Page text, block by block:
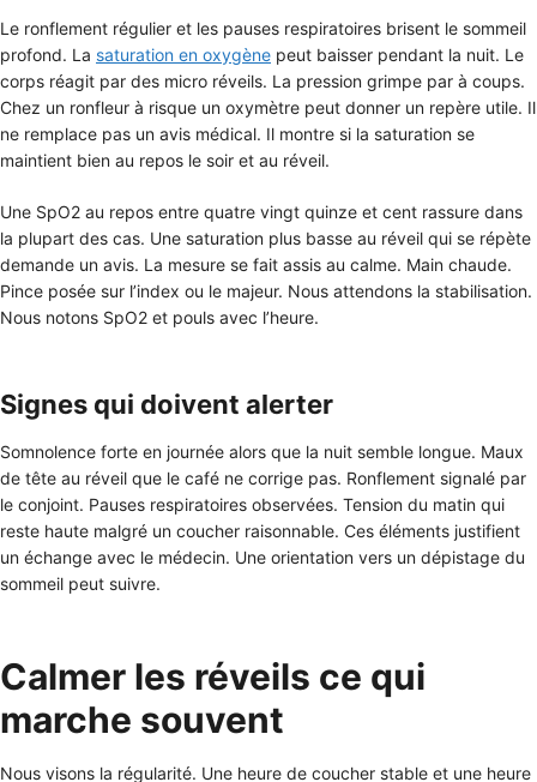
Le ronflement régulier et les pauses respiratoires brisent le sommeil
profond. La saturation en oxygène peut baisser pendant la nuit. Le
corps réagit par des micro réveils. La pression grimpe par à coups.
Chez un ronfleur à risque un oxymètre peut donner un repère utile. Il
ne remplace pas un avis médical. Il montre si la saturation se
maintient bien au repos le soir et au réveil.
Une SpO2 au repos entre quatre vingt quinze et cent rassure dans
la plupart des cas. Une saturation plus basse au réveil qui se répète
demande un avis. La mesure se fait assis au calme. Main chaude.
Pince posée sur l’index ou le majeur. Nous attendons la stabilisation.
Nous notons SpO2 et pouls avec l’heure.
Signes qui doivent alerter
Somnolence forte en journée alors que la nuit semble longue. Maux
de tête au réveil que le café ne corrige pas. Ronflement signalé par
le conjoint. Pauses respiratoires observées. Tension du matin qui
reste haute malgré un coucher raisonnable. Ces éléments justifient
un échange avec le médecin. Une orientation vers un dépistage du
sommeil peut suivre.
Calmer les réveils ce qui
marche souvent
Nous visons la régularité. Une heure de coucher stable et une heure